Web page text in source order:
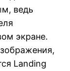
ведь
экране.
Landing